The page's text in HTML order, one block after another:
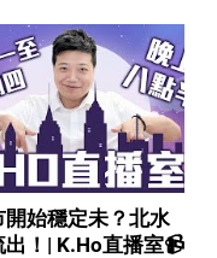
開始穩定未？北水
出！| K.Ho直播室📹